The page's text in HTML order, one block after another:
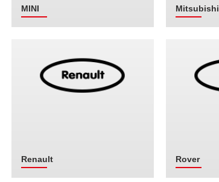
MINI Mitsubishi
Renault Rover